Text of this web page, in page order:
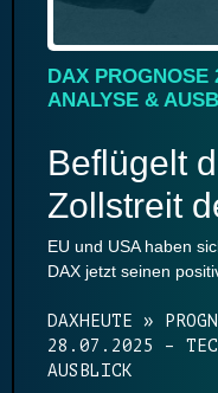
DAX PROGNOSE
ANALYSE &
Beflügelt
Zollstreit
EU und USA haben
DAX jetzt seinen
DAXHEUTE »
28.07.2025 –
AUSBLICK